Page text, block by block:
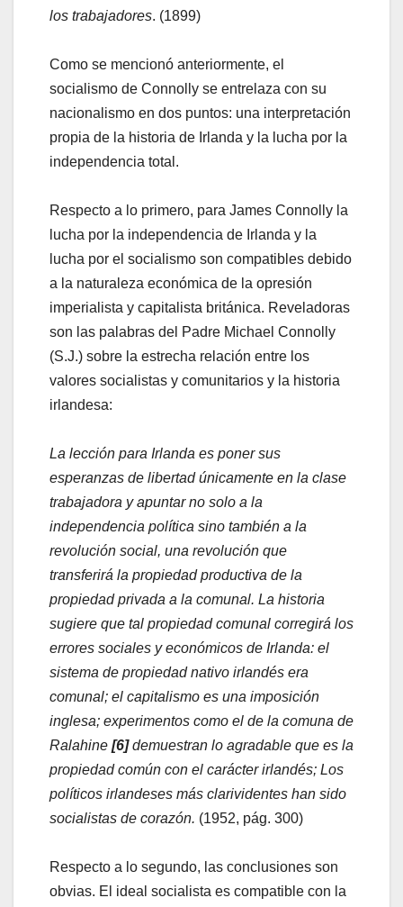
los trabajadores. (1899)
Como se mencionó anteriormente, el
socialismo de Connolly se entrelaza con su
nacionalismo en dos puntos: una interpretación
propia de la historia de Irlanda y la lucha por la
independencia total.
Respecto a lo primero, para James Connolly la
lucha por la independencia de Irlanda y la
lucha por el socialismo son compatibles debido
a la naturaleza económica de la opresión
imperialista y capitalista británica. Reveladoras
son las palabras del Padre Michael Connolly
(S.J.) sobre la estrecha relación entre los
valores socialistas y comunitarios y la historia
irlandesa:
La lección para Irlanda es poner sus
esperanzas de libertad únicamente en la clase
trabajadora y apuntar no solo a la
independencia política sino también a la
revolución social, una revolución que
transferirá la propiedad productiva de la
propiedad privada a la comunal. La historia
sugiere que tal propiedad comunal corregirá los
errores sociales y económicos de Irlanda: el
sistema de propiedad nativo irlandés era
comunal; el capitalismo es una imposición
inglesa; experimentos como el de la comuna de
Ralahine [6]demuestran lo agradable que es la
propiedad común con el carácter irlandés; Los
políticos irlandeses más clarividentes han sido
socialistas de corazón. (1952, pág. 300)
Respecto a lo segundo, las conclusiones son
obvias. El ideal socialista es compatible con la